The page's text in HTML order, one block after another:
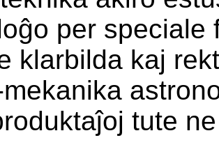
per speciale
klarbilda kaj
tute